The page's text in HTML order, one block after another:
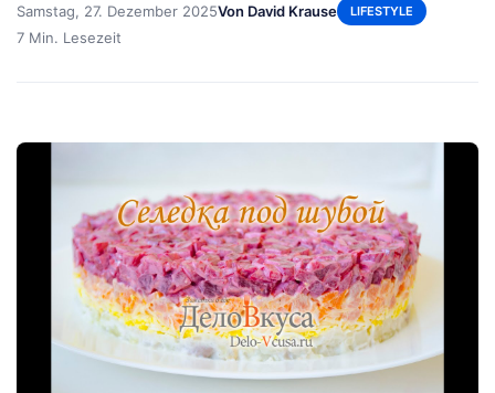
Samstag, 27. Dezember 2025Von David Krause LIFESTYLE
7 Min. Lesezeit